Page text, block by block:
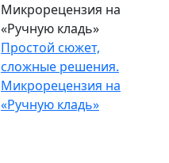
Микрорецензия на
«Ручную кладь»
Простой сюжет,
сложные решения.
Микрорецензия на
«Ручную кладь»